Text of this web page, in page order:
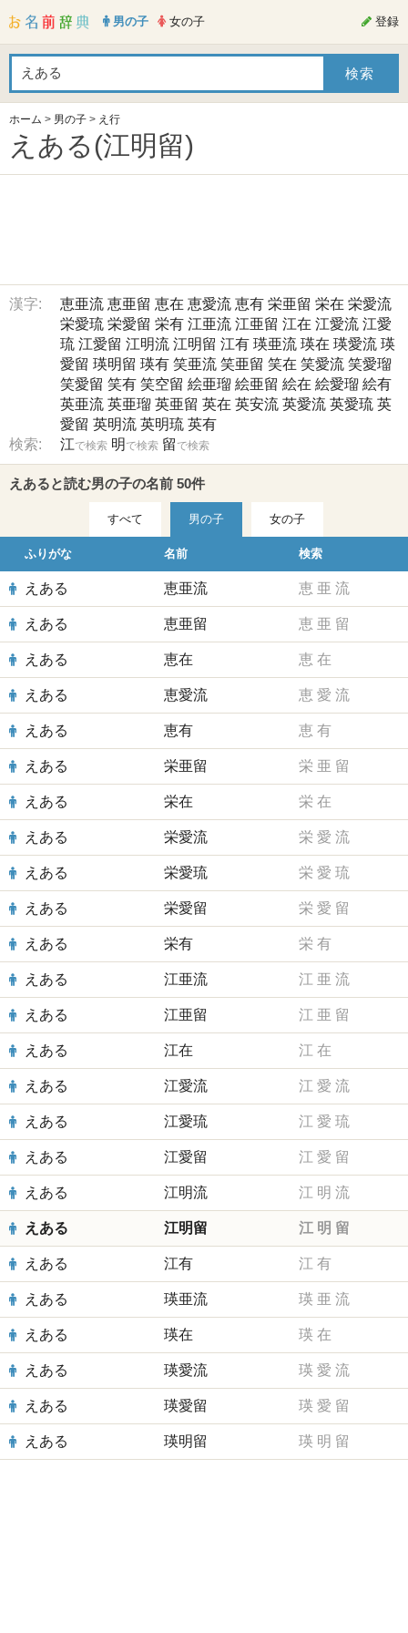
男の子 女の子 登録
ホーム > 男の子 > え行
えある(江明留)
漢字: 恵亜流 恵亜留 恵在 恵愛流 恵有 栄亜留 栄在 栄愛流
栄愛琉 栄愛留 栄有 江亜流 江亜留 江在 江愛流 江愛
琉 江愛留 江明流 江明留 江有 瑛亜流 瑛在 瑛愛流 瑛
愛留 瑛明留 瑛有 笑亜流 笑亜留 笑在 笑愛流 笑愛瑠
笑愛留 笑有 笑空留 絵亜瑠 絵亜留 絵在 絵愛瑠 絵有
英亜流 英亜瑠 英亜留 英在 英安流 英愛流 英愛琉 英
愛留 英明流 英明琉 英有
検索:
江で検索 明 で検索 留 で検索
えあると読む男の子の名前 50件
すべて 男の子 女の子
ふりがな 名前 検索
えある 恵亜流 恵 亜 流
えある 恵亜留 恵 亜 留
えある 恵在 恵 在
えある 恵愛流 恵 愛 流
えある 恵有 恵 有
えある 栄亜留 栄 亜 留
えある 栄在 栄 在
えある 栄愛流 栄 愛 流
えある 栄愛琉 栄 愛 琉
えある 栄愛留 栄 愛 留
えある 栄有 栄 有
えある 江亜流 江 亜 流
えある 江亜留 江 亜 留
えある 江在 江 在
えある 江愛流 江 愛 流
えある 江愛琉 江 愛 琉
えある 江愛留 江 愛 留
えある 江明流 江 明 流
えある 江明留 江 明 留
えある 江有 江 有
えある 瑛亜流 瑛 亜 流
えある 瑛在 瑛 在
えある 瑛愛流 瑛 愛 流
えある 瑛愛留 瑛 愛 留
えある 瑛明留 瑛 明 留